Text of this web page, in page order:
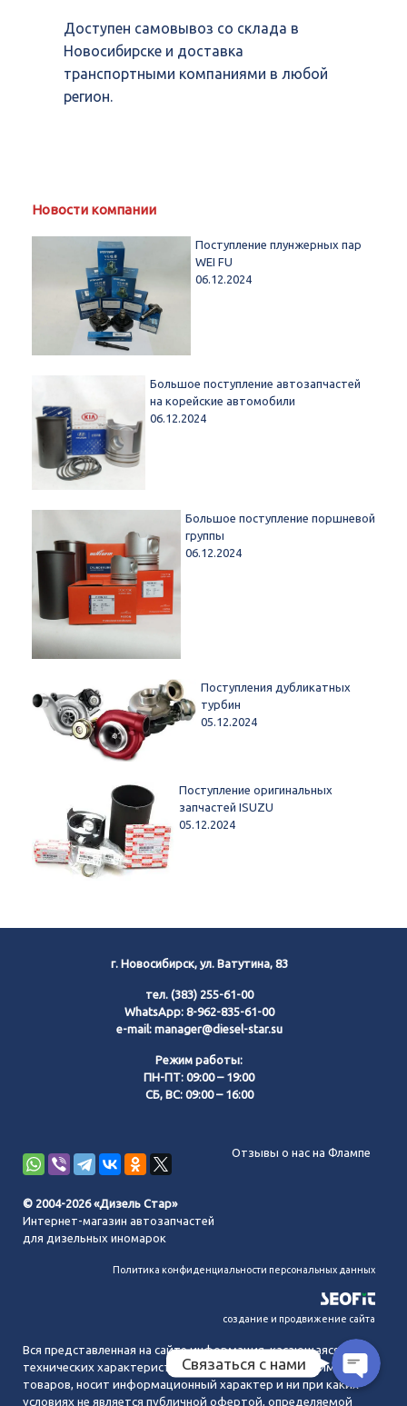
Доступен самовывоз со склада в
Новосибирске и доставка
транспортными компаниями в любой
регион.
Новости компании
Поступление плунжерных пар
WEI FU
06.12.2024
Большое поступление автозапчастей
на корейские автомобили
06.12.2024
Большое поступление поршневой
группы
06.12.2024
Поступления дубликатных
турбин
05.12.2024
Поступление оригинальных
запчастей ISUZU
05.12.2024
г. Новосибирск, ул. Ватутина, 83
тел. (383) 255-61-00
WhatsApp: 8-962-835-61-00
e-mail: manager@diesel-star.su
Режим работы:
ПН-ПТ: 09:00 – 19:00
СБ, ВС: 09:00 – 16:00
Отзывы о нас на Флампе
© 2004-2026 «Дизель Стар»
Интернет-магазин автозапчастей
для дизельных иномарок
Политика конфиденциальности персональных данных
создание и продвижение сайта
Вся представленная на сайте информация, касающаяся
технических характеристик, наличия на складе, стоимости
товаров, носит информационный характер и ни при каких
условиях не является публичной офертой, определяемой
Связаться с нами